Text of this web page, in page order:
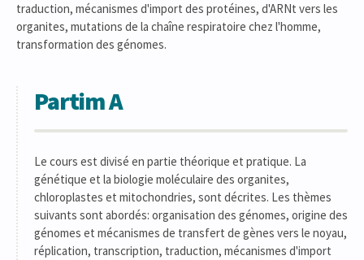
traduction, mécanismes d'import des protéines, d'ARNt vers les
organites, mutations de la chaîne respiratoire chez l'homme,
transformation des génomes.
Partim A
Le cours est divisé en partie théorique et pratique. La
génétique et la biologie moléculaire des organites,
chloroplastes et mitochondries, sont décrites. Les thèmes
suivants sont abordés: organisation des génomes, origine des
génomes et mécanismes de transfert de gènes vers le noyau,
réplication, transcription, traduction, mécanismes d'import